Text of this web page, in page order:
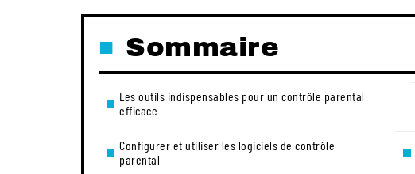
Sommaire
Les outils indispensables pour un contrôle parental
efficace
Configurer et utiliser les logiciels de contrôle
parental